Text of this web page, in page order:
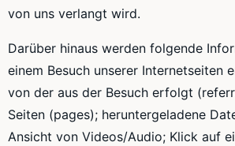
von uns verlangt wird.
Darüber hinaus werden folgende
einem Besuch unserer Internetseiten
von der aus der Besuch erfolgt
Seiten (pages); heruntergeladene
Ansicht von Videos/Audio; Klick auf